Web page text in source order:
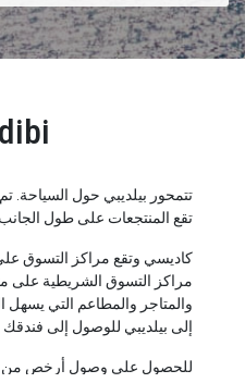
تتمحور بيلديبي حول السياحة.
تقع المنتجعات على طول
كاديسي وتقع مراكز التسوق
مراكز التسوق الشريطية على
والمتاجر والمطاعم التي يسهل
إلى بيلديبي للوصول إلى
للحصول على وصول أرخص من